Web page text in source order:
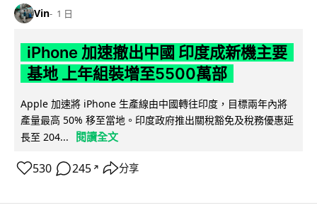
Vin 1 日
iPhone 加速撤出中國 印度成新機主要
基地 上年組裝增至5500萬部
Apple 加速將 iPhone 生產線由中國轉往印度，目標兩年內將
產量最高 50% 移至當地。印度政府推出關稅豁免及稅務優惠延
長至 204...
閱讀全文
530 245 ↗ 分享